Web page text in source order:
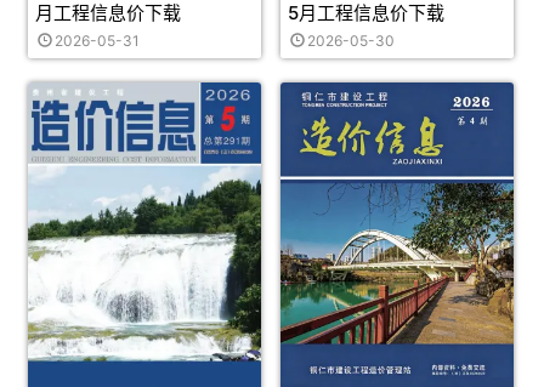
月工程信息价下载
2026-05-31
5月工程信息价下载
2026-05-30